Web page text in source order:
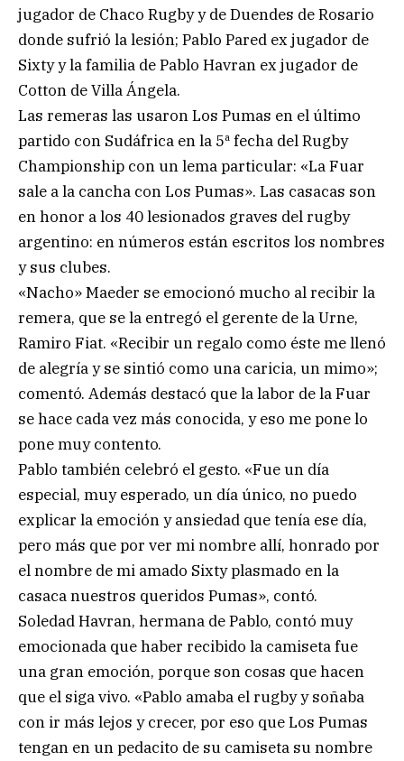
jugador de Chaco Rugby y de Duendes de Rosario
donde sufrió la lesión; Pablo Pared ex jugador de
Sixty y la familia de Pablo Havran ex jugador de
Cotton de Villa Ángela.
Las remeras las usaron Los Pumas en el último
partido con Sudáfrica en la 5ª fecha del Rugby
Championship con un lema particular: «La Fuar
sale a la cancha con Los Pumas». Las casacas son
en honor a los 40 lesionados graves del rugby
argentino: en números están escritos los nombres
y sus clubes.
«Nacho» Maeder se emocionó mucho al recibir la
remera, que se la entregó el gerente de la Urne,
Ramiro Fiat. «Recibir un regalo como éste me llenó
de alegría y se sintió como una caricia, un mimo»;
comentó. Además destacó que la labor de la Fuar
se hace cada vez más conocida, y eso me pone lo
pone muy contento.
Pablo también celebró el gesto. «Fue un día
especial, muy esperado, un día único, no puedo
explicar la emoción y ansiedad que tenía ese día,
pero más que por ver mi nombre allí, honrado por
el nombre de mi amado Sixty plasmado en la
casaca nuestros queridos Pumas», contó.
Soledad Havran, hermana de Pablo, contó muy
emocionada que haber recibido la camiseta fue
una gran emoción, porque son cosas que hacen
que el siga vivo. «Pablo amaba el rugby y soñaba
con ir más lejos y crecer, por eso que Los Pumas
tengan en un pedacito de su camiseta su nombre